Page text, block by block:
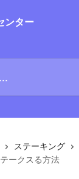
ステーキング
ークスる方法